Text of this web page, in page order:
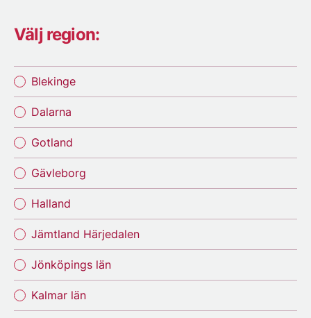
Välj region:
Blekinge
Dalarna
Gotland
Gävleborg
Halland
Jämtland Härjedalen
Jönköpings län
Kalmar län